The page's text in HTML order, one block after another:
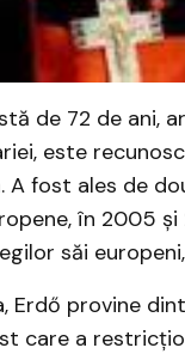
de 72 de ani,
este
A fost ales de
în 2005
săi
Erdő provine
care a